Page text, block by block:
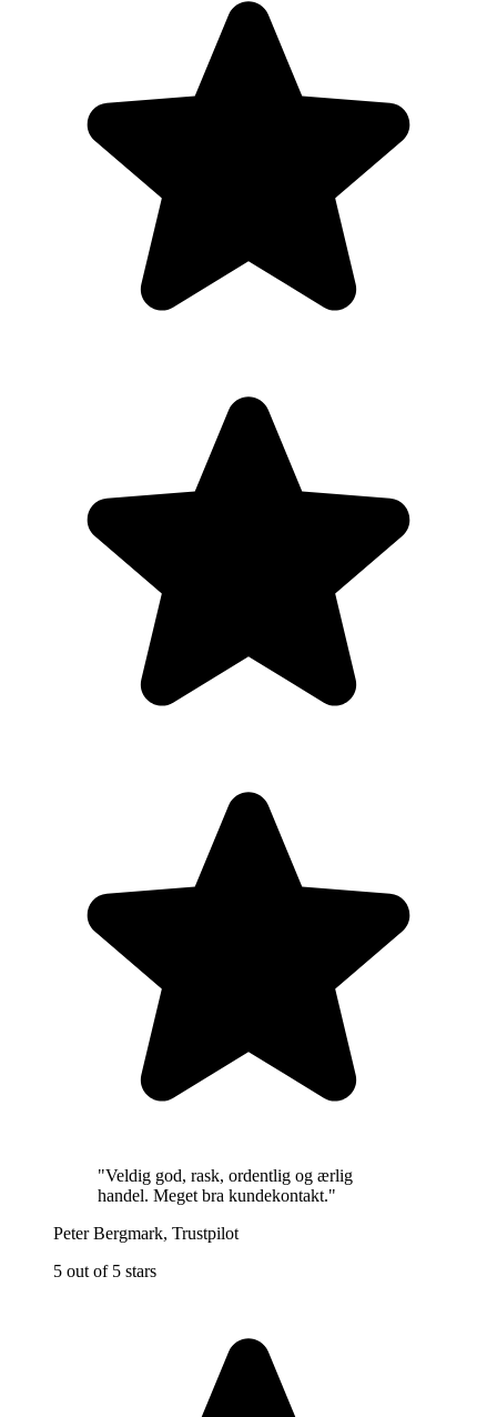
"Veldig god, rask, ordentlig og ærlig
handel. Meget bra kundekontakt."
Peter Bergmark, Trustpilot
5 out of 5 stars